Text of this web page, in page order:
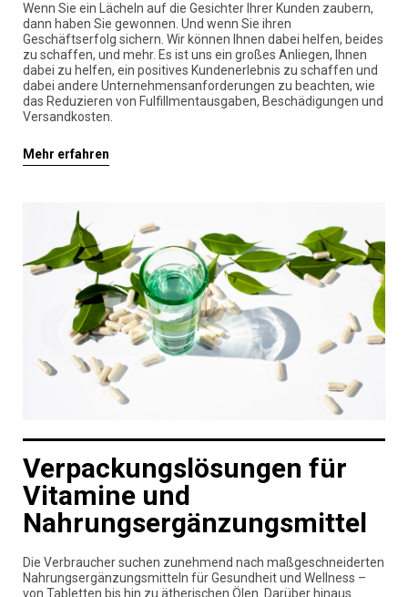
Wenn Sie ein Lächeln auf die Gesichter Ihrer Kunden zaubern,
dann haben Sie gewonnen. Und wenn Sie ihren
Geschäftserfolg sichern. Wir können Ihnen dabei helfen, beides
zu schaffen, und mehr. Es ist uns ein großes Anliegen, Ihnen
dabei zu helfen, ein positives Kundenerlebnis zu schaffen und
dabei andere Unternehmensanforderungen zu beachten, wie
das Reduzieren von Fulfillmentausgaben, Beschädigungen und
Versandkosten.
Mehr erfahren
Verpackungslösungen für
Vitamine und
Nahrungsergänzungsmittel
Die Verbraucher suchen zunehmend nach maßgeschneiderten
Nahrungsergänzungsmitteln für Gesundheit und Wellness –
von Tabletten bis hin zu ätherischen Ölen. Darüber hinaus